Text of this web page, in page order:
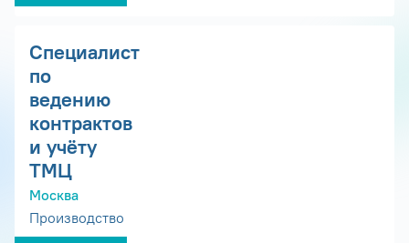
Специалист
по
ведению
контрактов
и учёту
ТМЦ
Москва
Производство